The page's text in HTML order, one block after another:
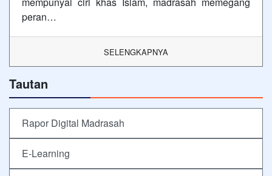
peran…
SELENGKAPNYA
Tautan
Rapor Digital Madrasah
E-Learning